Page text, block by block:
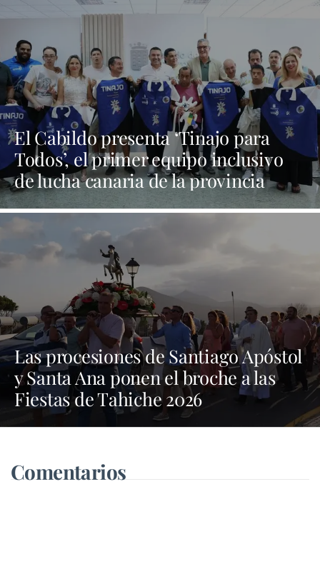
El Cabildo presenta ‘Tinajo para
Todos’, el primer equipo inclusivo
de lucha canaria de la provincia
Las procesiones de Santiago Apóstol
y Santa Ana ponen el broche a las
Fiestas de Tahiche 2026
Comentarios